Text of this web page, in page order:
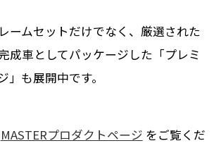
ームセットだけでなく、厳選された
成車としてパッケージした「プレミ
」も展開中です。
MASTERプロダクトページ をご覧くだ